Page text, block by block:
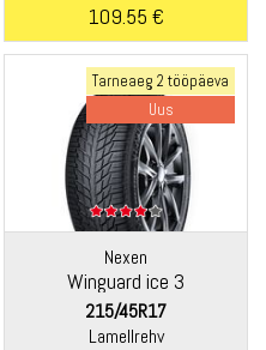
109.55 €
Tarneaeg 2 tööpäeva
Uus
Nexen
Winguard ice 3
215/45R17
Lamellrehv